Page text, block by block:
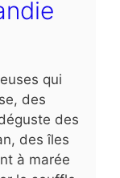
qui
des
des
des îles
à marée